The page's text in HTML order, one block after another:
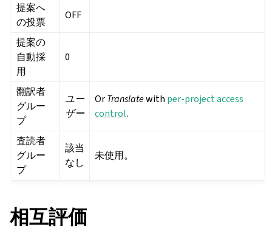
提案へ
の投票
OFF
提案の
自動採
用
0
翻訳者
グルー
プ
ユー
ザー
OrTranslatewith per-project access
control.
査読者
グルー
プ
該当
なし
未使用。
相互評価